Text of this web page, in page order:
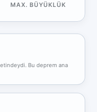
MAX. BÜYÜKLÜK
Bu deprem ana